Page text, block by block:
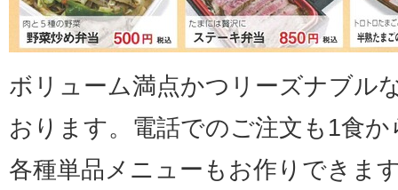
ボリューム満点かつリーズナブル
おります。電話でのご注文も1食
各種単品メニューもお作りできま